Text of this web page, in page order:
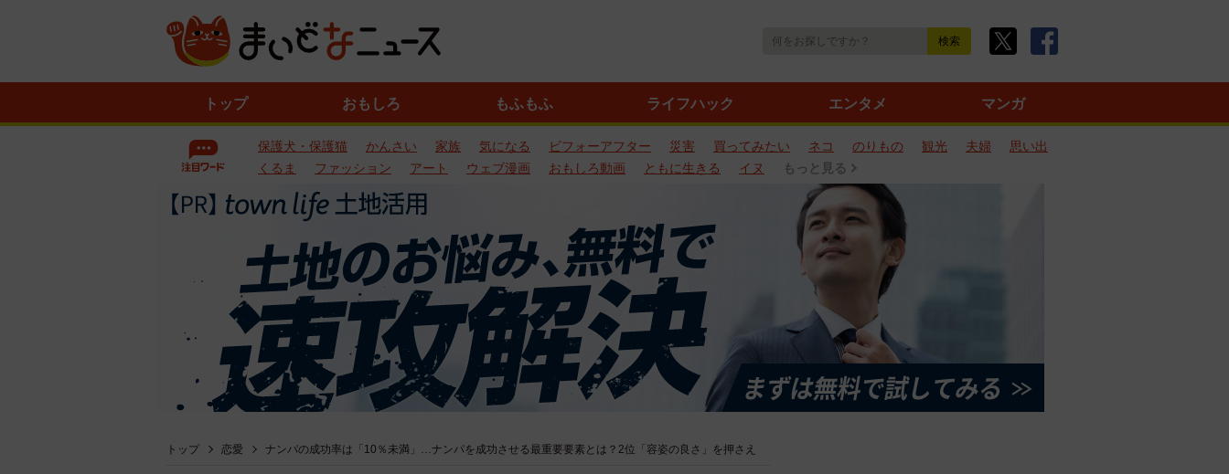
トップ おもしろ もふもふ ライフハック エンタメ マンガ
保護犬・保護猫 かんさい 家族 気になる ビフォーアフター 災害 買ってみたい ネコ のりもの 観光 夫婦
思い出
くるま
ファッション アート ウェブ漫画 おもしろ動画 ともに生きる イヌ もっと見る
トップ 恋愛 ナンパの成功率は「10％未満」…ナンパを成功させる最重要要素とは？2位「容姿の良さ」を押さえ